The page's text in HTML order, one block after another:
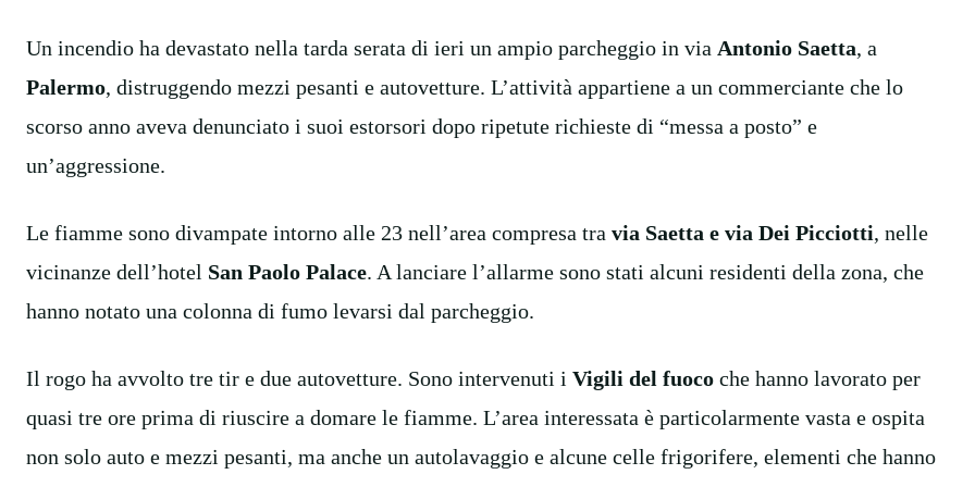
Un incendio ha devastato nella tarda serata di ieri un ampio parcheggio in via Antonio Saetta, a
Palermo, distruggendo mezzi pesanti e autovetture. L’attività appartiene a un commerciante che lo
scorso anno aveva denunciato i suoi estorsori dopo ripetute richieste di “messa a posto” e
un’aggressione.
Le fiamme sono divampate intorno alle 23 nell’area compresa tra via Saetta e via Dei Picciotti, nelle
vicinanze dell’hotel San Paolo Palace. A lanciare l’allarme sono stati alcuni residenti della zona, che
hanno notato una colonna di fumo levarsi dal parcheggio.
Il rogo ha avvolto tre tir e due autovetture. Sono intervenuti i Vigili del fuoco che hanno lavorato per
quasi tre ore prima di riuscire a domare le fiamme. L’area interessata è particolarmente vasta e ospita
non solo auto e mezzi pesanti, ma anche un autolavaggio e alcune celle frigorifere, elementi che hanno